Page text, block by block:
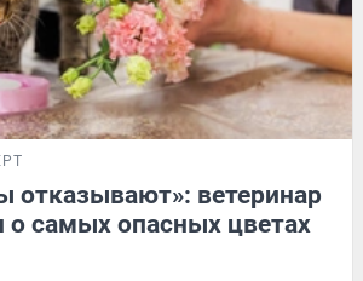
отказывают»: ветеринар
о самых опасных цветах